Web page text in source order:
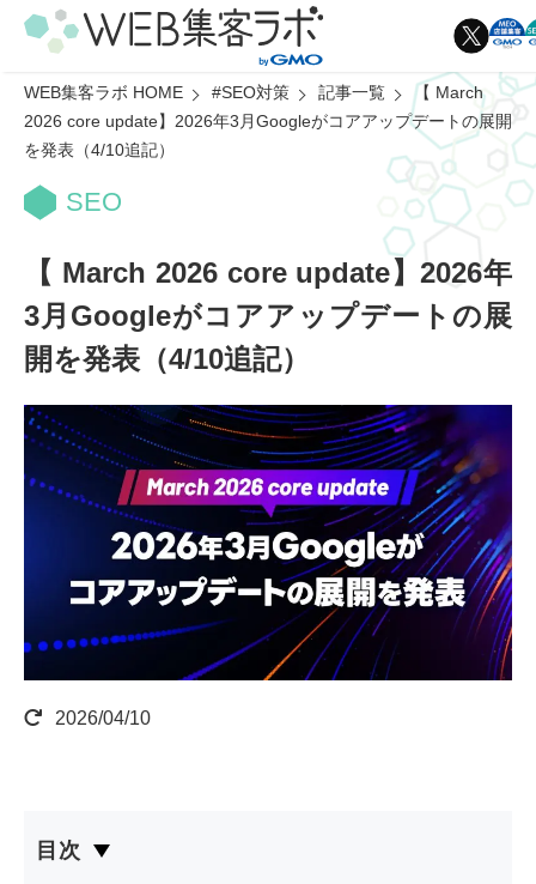
WEB集客ラボ HOME #SEO対策 記事一覧
【 March
2026 core update】2026年3月Googleがコアアップデートの展開
を発表（4/10追記）
SEO
【 March 2026 core update】2026年
3月Googleがコアアップデートの展
開を発表（4/10追記）
2026/04/10
目次